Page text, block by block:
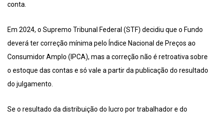
conta.
Em 2024, o Supremo Tribunal Federal (STF) decidiu que o Fundo
deverá ter correção mínima pelo Índice Nacional de Preços ao
Consumidor Amplo (IPCA), mas a correção não é retroativa sobre
o estoque das contas e só vale a partir da publicação do resultado
do julgamento.
Se o resultado da distribuição do lucro por trabalhador e do